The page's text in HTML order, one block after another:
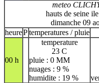
meteo
hauts de seine
dimanche 09
heurePtemperatures / pluie
00 h
temperature
23 C
pluie : 0 MM
nuages : 9 %
humidite : 19 %